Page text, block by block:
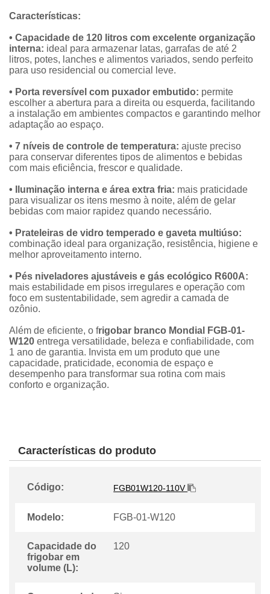
Características:
• Capacidade de 120 litros com excelente organização
interna: ideal para armazenar latas, garrafas de até 2
litros, potes, lanches e alimentos variados, sendo perfeito
para uso residencial ou comercial leve.
• Porta reversível com puxador embutido: permite
escolher a abertura para a direita ou esquerda, facilitando
a instalação em ambientes compactos e garantindo melhor
adaptação ao espaço.
• 7 níveis de controle de temperatura: ajuste preciso
para conservar diferentes tipos de alimentos e bebidas
com mais eficiência, frescor e qualidade.
• Iluminação interna e área extra fria: mais praticidade
para visualizar os itens mesmo à noite, além de gelar
bebidas com maior rapidez quando necessário.
• Prateleiras de vidro temperado e gaveta multiúso:
combinação ideal para organização, resistência, higiene e
melhor aproveitamento interno.
• Pés niveladores ajustáveis e gás ecológico R600A:
mais estabilidade em pisos irregulares e operação com
foco em sustentabilidade, sem agredir a camada de
ozônio.
Além de eficiente, o frigobar branco Mondial FGB-01-
W120 entrega versatilidade, beleza e confiabilidade, com
1 ano de garantia. Invista em um produto que une
capacidade, praticidade, economia de espaço e
desempenho para transformar sua rotina com mais
conforto e organização.
Características do produto
Código: FGB01W120-110V
Modelo: FGB-01-W120
Capacidade do
frigobar em
volume (L):
120